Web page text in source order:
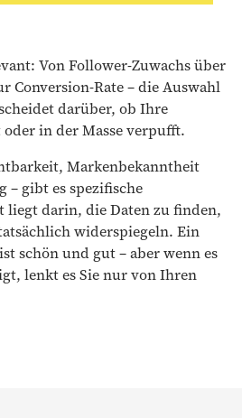
Von Follower-Zuwachs über
Conversion-Rate – die Auswahl
darüber, ob Ihre
in der Masse verpufft.
Markenbekanntheit
– gibt es spezifische
liegt darin, die Daten zu finden,
widerspiegeln. Ein
schön und gut – aber wenn es
lenkt es Sie nur von Ihren